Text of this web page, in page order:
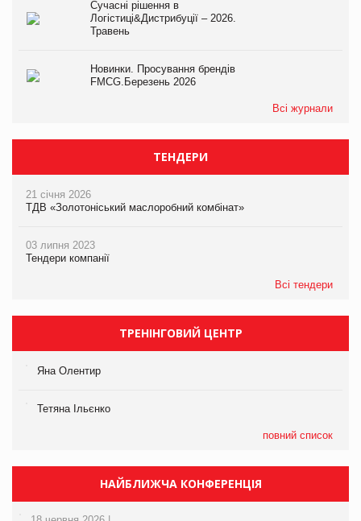
Сучасні рішення в
Логістиці&Дистрибуції – 2026.
Травень
Новинки. Просування брендів
FMCG.Березень 2026
Всі журнали
ТЕНДЕРИ
21 січня 2026
ТДВ «Золотоніський маслоробний комбінат»
03 липня 2023
Тендери компанії
Всі тендери
ТРЕНІНГОВИЙ ЦЕНТР
Яна Олентир
Тетяна Ільєнко
повний список
НАЙБЛИЖЧА КОНФЕРЕНЦІЯ